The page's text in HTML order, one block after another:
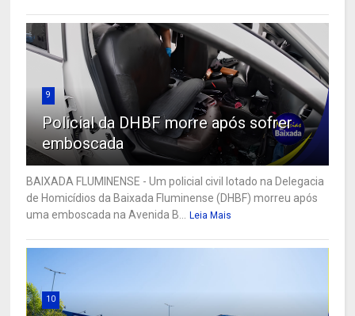
9
Policial da DHBF morre após sofrer
emboscada
BAIXADA FLUMINENSE - Um policial civil lotado na Delegacia
de Homicídios da Baixada Fluminense (DHBF) morreu após
uma emboscada na Avenida B...
Leia Mais
10